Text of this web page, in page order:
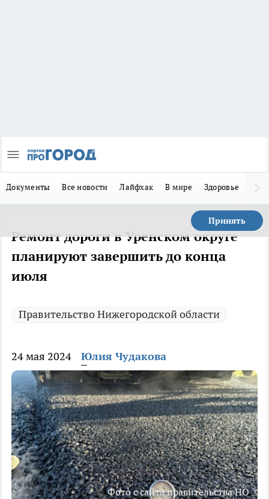
Документы Все новости Лайфхак В мире Здоровье
Принять
Ремонт дороги в Уренском округе
планируют завершить до конца
июля
Правительство Нижегородской области
24 мая 2024 Юлия Чудакова
Фото с сайта правительства НО